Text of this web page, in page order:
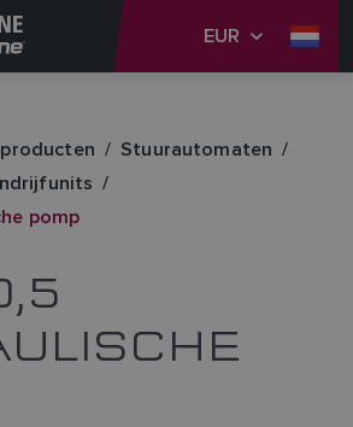
EUR
Stuurautomaten
pomp